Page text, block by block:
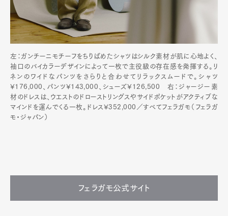
左：ガンチーニモチーフをちりばめたシャツはシルク素材が肌に心地よく、
袖口のバイカラーデザインによって一枚で主役級の存在感を発揮する。リ
ネンのワイドなパンツをさらりと合わせてリラックスムードで。シャツ
¥176,000、パンツ¥143,000、シューズ¥126,500 右：ジャージー素
材のドレスは、ウエストのドローストリングスやサイドポケットがアクティブな
マインドを運んでくる一枚。ドレス¥352,000／すべてフェラガモ（フェラガ
モ・ジャパン）
フェラガモ公式サイト